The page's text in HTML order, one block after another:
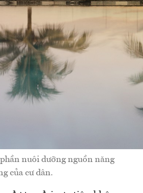
nuôi dưỡng nguồn năng
của cư dân.